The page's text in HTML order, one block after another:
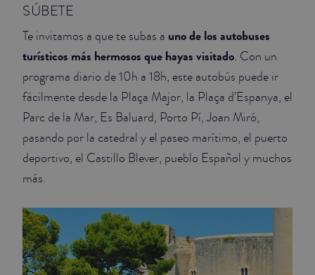
SÚBETE
Te invitamos a que te subas a uno de los autobuses
turísticos más hermosos que hayas visitado. Con un
programa diario de 10h a 18h, este autobús puede ir
fácilmente desde la Plaça Major, la Plaça d’Espanya, el
Parc de la Mar, Es Baluard, Porto Pí, Joan Miró,
pasando por la catedral y el paseo marítimo, el puerto
deportivo, el Castillo Blever, pueblo Español y muchos
más.
JUNIOR SUITES